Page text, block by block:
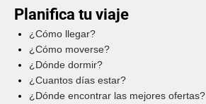
Planifica tu viaje
¿Cómo llegar?
¿Cómo moverse?
¿Dónde dormir?
¿Cuantos días estar?
¿Dónde encontrar las mejores ofertas?